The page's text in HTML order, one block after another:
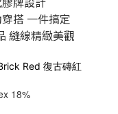
搭 一件搞定
縫線精緻美觀
Red 復古磚紅
18%